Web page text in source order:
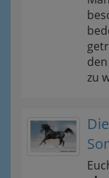
zu